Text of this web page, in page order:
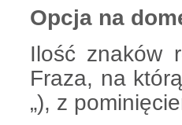
Opcja na
Ilość znaków
Fraza, na
„), z